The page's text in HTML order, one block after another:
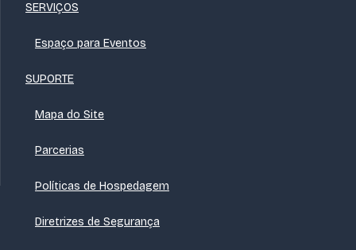
SERVIÇOS
Espaço para Eventos
SUPORTE
Mapa do Site
Parcerias
Políticas de Hospedagem
Diretrizes de Segurança